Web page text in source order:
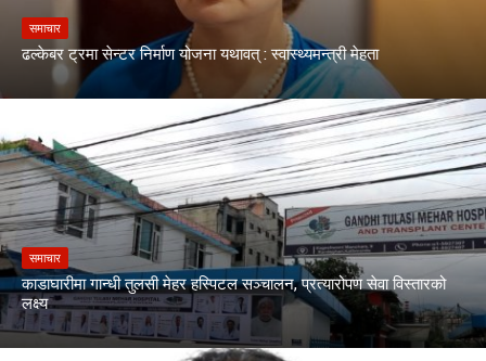
समाचार
ढल्केबर ट्रमा सेन्टर निर्माण योजना यथावत् : स्वास्थ्यमन्त्री मेहता
समाचार
काडाघारीमा गान्धी तुलसी मेहर हस्पिटल सञ्चालन, प्रत्यारोपण सेवा विस्तारको
लक्ष्य